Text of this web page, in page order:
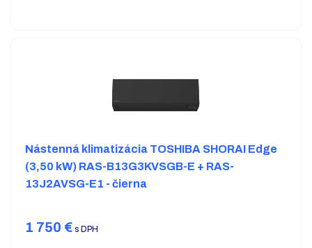
Nástenná klimatizácia TOSHIBA SHORAI Edge
(3,50 kW) RAS-B13G3KVSGB-E + RAS-
13J2AVSG-E1 - čierna
1 750 € s DPH